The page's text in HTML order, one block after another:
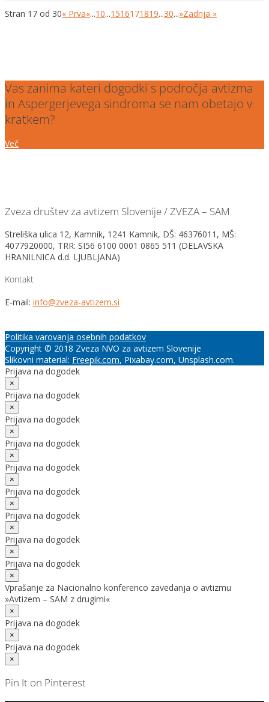
Stran 17 od 30« Prva«...10...1516171819...30...»Zadnja »
Vas zanima kateri dogodki s področja avtizma
in Aspergerjevega sindroma se nam obetajo v
kratkem?
Več
Zveza društev za avtizem Slovenije / ZVEZA – SAM
Streliška ulica 12, Kamnik, 1241 Kamnik, DŠ: 46376011, MŠ:
4077920000, TRR: SI56 6100 0001 0865 511 (DELAVSKA
HRANILNICA d.d. LJUBLJANA)
Kontakt
E-mail: info@zveza-avtizem.si
Politika varovanja osebnih podatkov
Copyright © 2018 Zveza NVO za avtizem Slovenije
Slikovni material: Freepik.com, Pixabay.com, Unsplash.com.
Prijava na dogodek
×
Prijava na dogodek
×
Prijava na dogodek
×
Prijava na dogodek
×
Prijava na dogodek
×
Prijava na dogodek
×
Prijava na dogodek
×
Prijava na dogodek
×
Prijava na dogodek
×
Vprašanje za Nacionalno konferenco zavedanja o avtizmu
»Avtizem – SAM z drugimi«
×
Prijava na dogodek
×
Prijava na dogodek
×
Pin It on Pinterest